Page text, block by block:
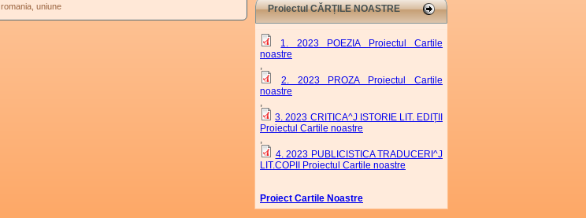
romania uniune Proiectul CĂRȚILE NOASTRE
1. 2023 POEZIA Proiectul Cartile
noastre
,
2. 2023 PROZA Proiectul Cartile
noastre
,
3. 2023 CRITICA^J ISTORIE LIT. EDIȚII
Proiectul Cartile noastre
,
4. 2023 PUBLICISTICA TRADUCERI^J
LIT.COPII Proiectul Cartile noastre
Proiect Cartile Noastre